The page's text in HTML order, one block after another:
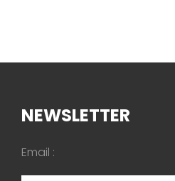
NEWSLETTER
Email :